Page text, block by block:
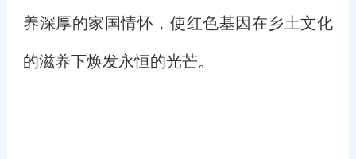
养深厚的家国情怀，使红色基因在乡土文化
的滋养下焕发永恒的光芒。